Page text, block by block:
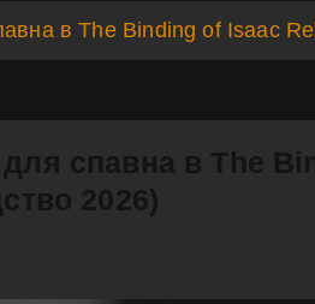
в The Binding of Isaac
спавна в The
2026)